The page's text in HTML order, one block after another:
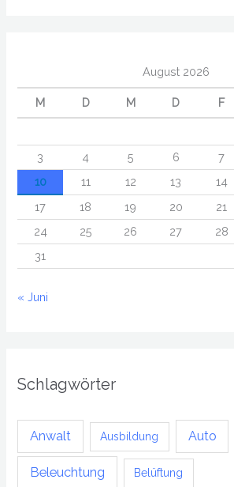
August 2026
M D M D F
3
4 5 6 7
10
11 12 13 14
17
18 19 20 21
24
25 26 27 28
31
« Juni
Schlagwörter
Anwalt Ausbildung Auto
Beleuchtung Belüftung